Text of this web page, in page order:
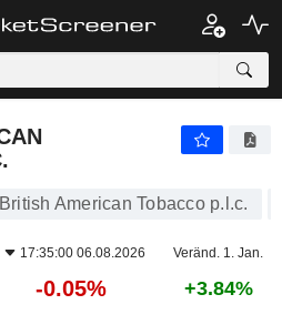
American Tobacco p.l.c.
17:35:00 06.08.2026 Veränd. 1. Jan.
-0.05% +3.84%